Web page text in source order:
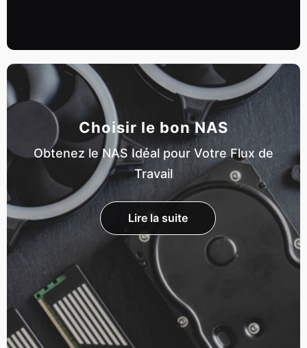
Choisir le bon NAS
Obtenez le NAS Idéal pour Votre Flux de
Travail
Lire la suite